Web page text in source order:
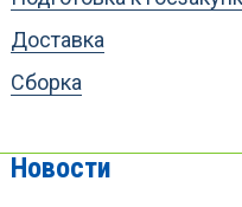
Доставка
Сборка
Новости